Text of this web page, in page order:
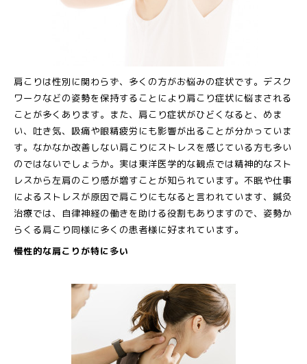
肩こりは性別に関わらず、多くの方がお悩みの症状です。デスク
ワークなどの姿勢を保持することにより肩こり症状に悩まされる
ことが多くあります。また、肩こり症状がひどくなると、めま
い、吐き気、吸痛や眼精疲労にも影響が出ることが分かっていま
す。なかなか改善しない肩こりにストレスを感じている方も多い
のではないでしょうか。実は東洋医学的な観点では精神的なスト
レスから左肩のこり感が増すことが知られています。不眠や仕事
によるストレスが原因で肩こりにもなると言われています、鍼灸
治療では、自律神経の働きを助ける役割もありますので、姿勢か
らくる肩こり同様に多くの患者様に好まれています。
慢性的な肩こりが特に多い